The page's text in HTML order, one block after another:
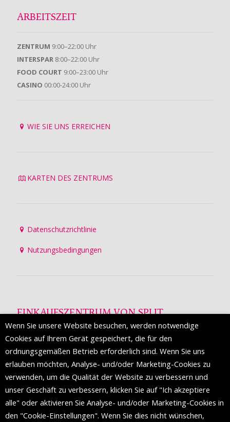
ARBEITSZEIT
ZENTRUM 9:00–22:00 Uhr
INTERSPAR 8:00–22:00 Uhr
FOOD COURT 9:00–23:00 Uhr
CASINO 00:00-24:00 Uhr
WIE SIE UNS ERREICHEN
KARTEN DES ZENTRUMS
Datenschutzrichtlinie
Nutzungsbedingungen
EINKAUFSZENTRUM VON SPLIT
Die Mall of Split
ist ein prestigeträchtiges Einkaufsziel mit
etwa 200 Einzelhandelsmarken und einer Reihe von
Weltmodemarken, die zum ersten Mal in Split erscheinen.
FOLGEN SIE UNS
Wenn Sie unsere Website besuchen, werden notwendige
Cookies auf Ihrem Gerät gespeichert, die für den
ordnungsgemäßen Betrieb erforderlich sind. Wenn Sie uns
erlauben möchten, Analyse- und/oder Marketing-Cookies zu
verwenden, um die Qualität der Website zu verbessern und
unser Geschäft zu verbessern, klicken Sie auf "Ich akzeptiere
alle" oder aktivieren Sie Analyse- und/oder Marketing-Cookies in
den "Cookie-Einstellungen". Wenn Sie dies nicht wünschen,